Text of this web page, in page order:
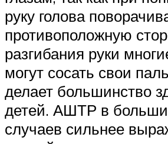
руку голова
противоположную
разгибания руки
могут сосать свои
делает большинство
детей. АШТР в
случаев сильнее